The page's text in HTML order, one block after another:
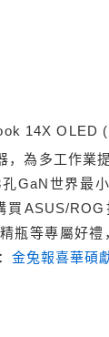
14X OLED
，為多工作業
孔GaN世界最
買 ASUS/ROG
瓶等專屬好
金兔報喜華碩